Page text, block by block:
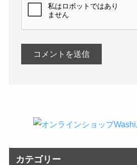
カテゴリー